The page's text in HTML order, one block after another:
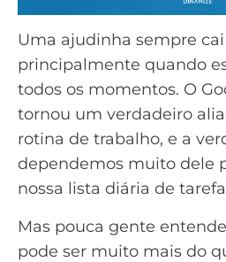
Uma ajudinha sempre
principalmente quando
todos os momentos. O
tornou um verdadeiro
rotina de trabalho, e a
dependemos muito dele
nossa lista diária de
Mas pouca gente
pode ser muito mais do